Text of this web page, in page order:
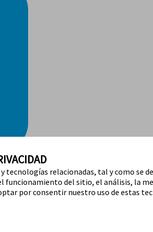
tecnologías relacionadas, tal y como se
funcionamiento del sitio, el análisis, la
por consentir nuestro uso de estas